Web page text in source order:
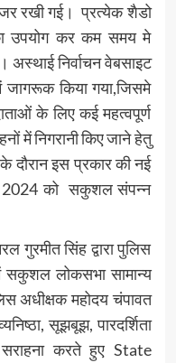
रखी गई। प्रत्येक शैडो
उपयोग कर कम समय मे
निर्वाचन वेबसाइट
जागरूक किया गया,जिसमे
के लिए कई महत्वपूर्ण
में निगरानी किए जाने हेतु
दौरान इस प्रकार की नई
2024 को सकुशल संपन्न
गुरमीत सिंह द्वारा पुलिस
सकुशल लोकसभा सामान्य
अधीक्षक महोदय चंपावत
सूझबूझ, पारदर्शिता
करते हुए State